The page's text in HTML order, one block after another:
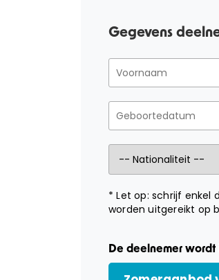
Gegevens
* Let op: schrijf enkel
worden uitgereikt op
De deelnemer